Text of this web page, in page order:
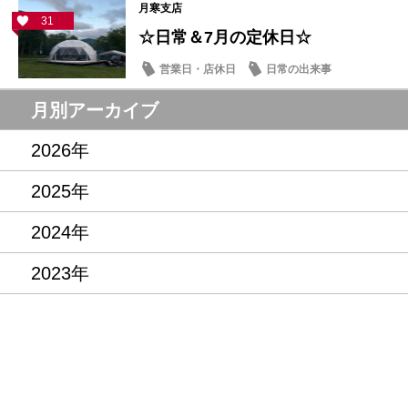
31
月寒支店
☆日常＆7月の定休日☆
営業日・店休日 日常の出来事
月別アーカイブ
2026年
2025年
2024年
2023年